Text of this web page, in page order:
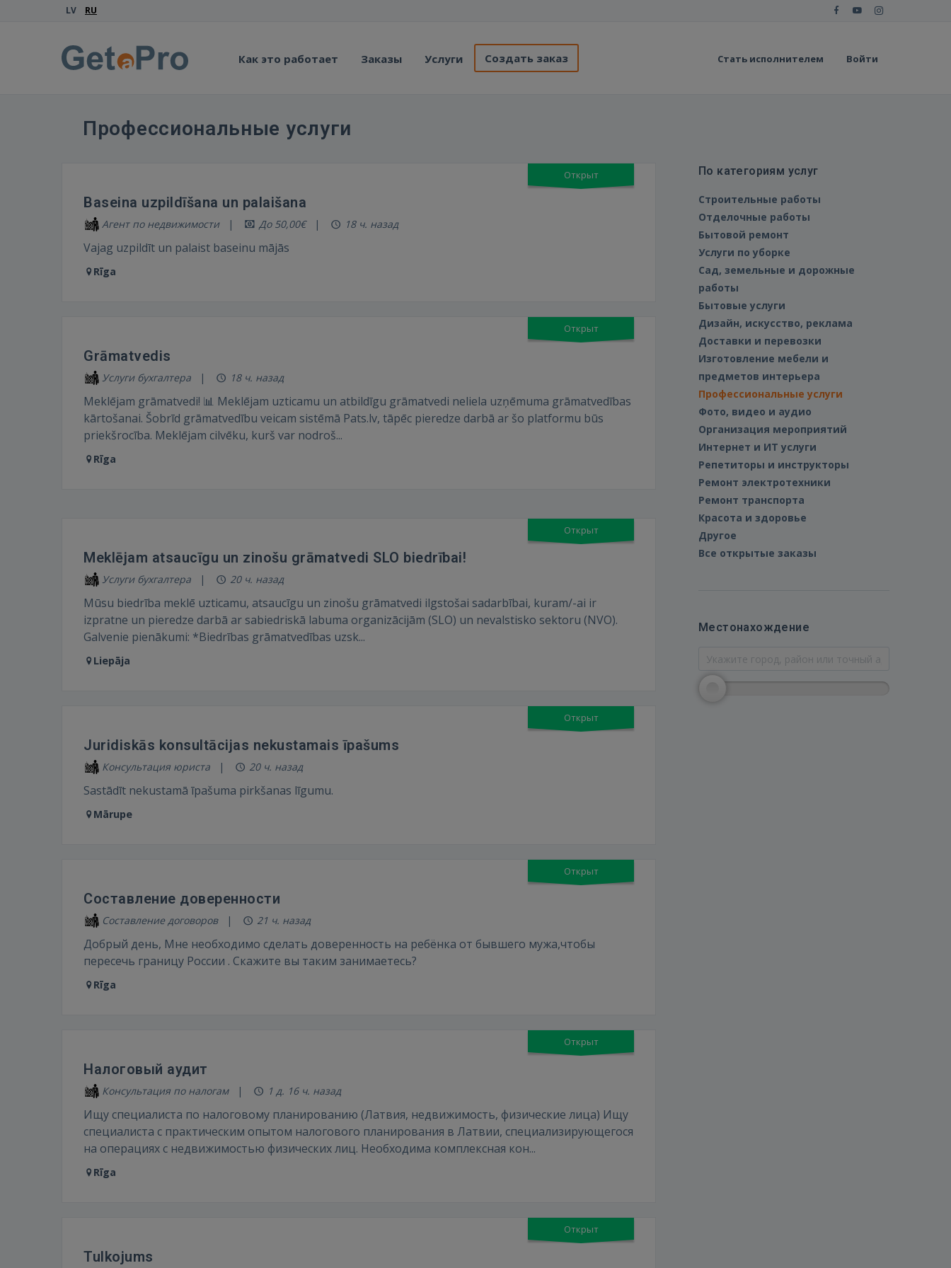
LV RU
Как это работает Заказы Услуги Создать заказ Стать исполнителем Войти
ВОЙТИ
Профессиональные услуги
По категориям услуг
Строительные работы
Отделочные работы
Бытовой ремонт
Услуги по уборке
Сад, земельные и дорожные
работы
Бытовые услуги
Дизайн, искусство, реклама
Доставки и перевозки
Изготовление мебели и
предметов интерьера
Профессиональные услуги
Фото, видео и аудио
Организация мероприятий
Интернет и ИТ услуги
Репетиторы и инструкторы
Ремонт электротехники
Ремонт транспорта
Красота и здоровье
Другое
Все открытые заказы
Местонахождение
Открыт
Baseina uzpildīšana un palaišana
Агент по недвижимости До 50,00€ 18 ч. назад
Vajag uzpildīt un palaist baseinu mājās
Rīga
Открыт
Grāmatvedis
Услуги бухгалтера 18 ч. назад
Meklējam grāmatvedi! 📊 Meklējam uzticamu un atbildīgu grāmatvedi neliela uzņēmuma grāmatvedības
kārtošanai. Šobrīd grāmatvedību veicam sistēmā Pats.lv, tāpēc pieredze darbā ar šo platformu būs
priekšrocība. Meklējam cilvēku, kurš var nodroš...
Rīga
Открыт
Meklējam atsaucīgu un zinošu grāmatvedi SLO biedrībai!
Услуги бухгалтера 20 ч. назад
Mūsu biedrība meklē uzticamu, atsaucīgu un zinošu grāmatvedi ilgstošai sadarbībai, kuram/-ai ir
izpratne un pieredze darbā ar sabiedriskā labuma organizācijām (SLO) un nevalstisko sektoru (NVO). ​
Galvenie pienākumi: *​Biedrības grāmatvedības uzsk...
Liepāja
Открыт
Juridiskās konsultācijas nekustamais īpašums
Консультация юриста 20 ч. назад
Sastādīt nekustamā īpašuma pirkšanas līgumu.
Mārupe
Открыт
Составление доверенности
Составление договоров 21 ч. назад
Добрый день, Мне необходимо сделать доверенность на ребёнка от бывшего мужа,чтобы
пересечь границу России . Скажите вы таким занимаетесь?
Rīga
Открыт
Налоговый аудит
Консультация по налогам 1 д. 16 ч. назад
Ищу специалиста по налоговому планированию (Латвия, недвижимость, физические лица) Ищу
специалиста с практическим опытом налогового планирования в Латвии, специализирующегося
на операциях с недвижимостью физических лиц. Необходима комплексная кон...
Rīga
Открыт
Tulkojums